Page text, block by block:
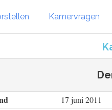
Kamervragen
17 juni 2011